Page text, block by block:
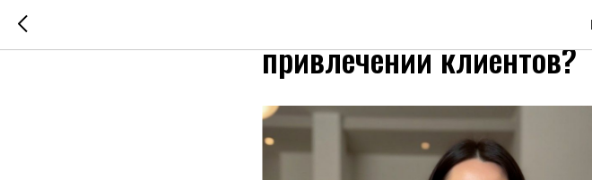
Посты или игровые
привлечении клиентов?